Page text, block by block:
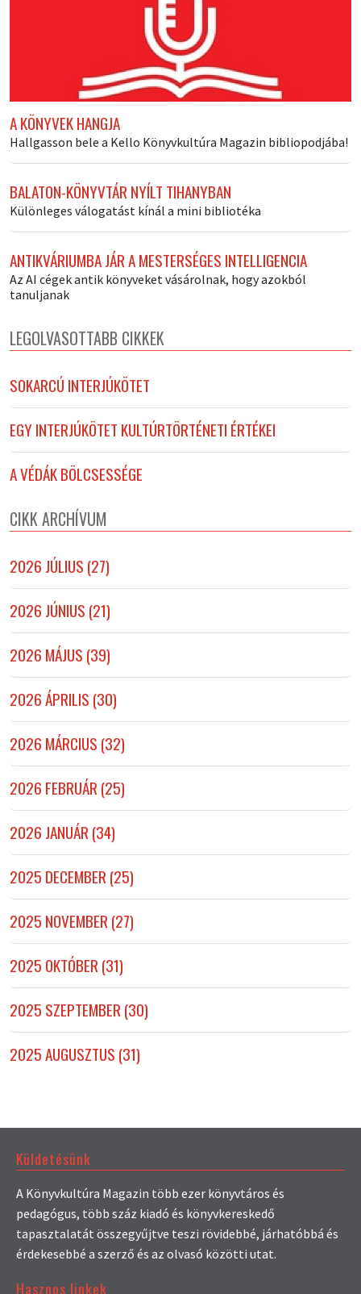
A KÖNYVEK HANGJA
Hallgasson bele a Kello Könyvkultúra Magazin bibliopodjába!
BALATON-KÖNYVTÁR NYÍLT TIHANYBAN
Különleges válogatást kínál a mini bibliotéka
ANTIKVÁRIUMBA JÁR A MESTERSÉGES INTELLIGENCIA
Az AI cégek antik könyveket vásárolnak, hogy azokból
tanuljanak
LEGOLVASOTTABB CIKKEK
SOKARCÚ INTERJÚKÖTET
EGY INTERJÚKÖTET KULTÚRTÖRTÉNETI ÉRTÉKEI
A VÉDÁK BÖLCSESSÉGE
CIKK ARCHÍVUM
2026 JÚLIUS (27)
2026 JÚNIUS (21)
2026 MÁJUS (39)
2026 ÁPRILIS (30)
2026 MÁRCIUS (32)
2026 FEBRUÁR (25)
2026 JANUÁR (34)
2025 DECEMBER (25)
2025 NOVEMBER (27)
2025 OKTÓBER (31)
2025 SZEPTEMBER (30)
2025 AUGUSZTUS (31)
Küldetésünk
A Könyvkultúra Magazin több ezer könyvtáros és
pedagógus, több száz kiadó és könyvkereskedő
tapasztalatát összegyűjtve teszi rövidebbé, járhatóbbá és
érdekesebbé a szerző és az olvasó közötti utat.
Hasznos linkek